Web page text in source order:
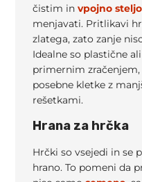
čistim invpojno steljo
menjavati. Pritlikavi
zlatega, zato zanje
Idealne so plastične
primernim
posebne kletke z
rešetkami.
Hrana za hrčka
Hrčki so vsejedi in se
hrano. To pomeni da